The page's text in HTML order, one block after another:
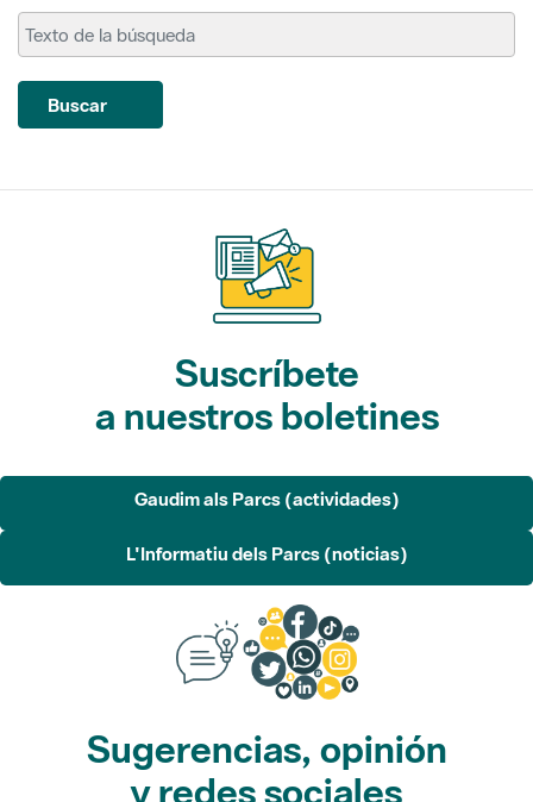
Buscar
Suscríbete
a nuestros boletines
Gaudim als Parcs (actividades)
Sugerencias, opinión
y redes sociales
Sugerencias